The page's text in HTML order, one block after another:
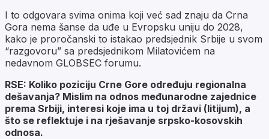
I to odgovara svima onima koji već sad znaju da Crna
Gora nema šanse da uđe u Evropsku uniju do 2028,
kako je proročanski to istakao predsjednik Srbije u svom
“razgovoru” sa predsjednikom Milatovićem na
nedavnom GLOBSEC forumu.
RSE: Koliko poziciju Crne Gore određuju regionalna
dešavanja? Mislim na odnos međunarodne zajednice
prema Srbiji, interesi koje ima u toj državi (litijum), a
što se reflektuje i na rješavanje srpsko-kosovskih
odnosa.